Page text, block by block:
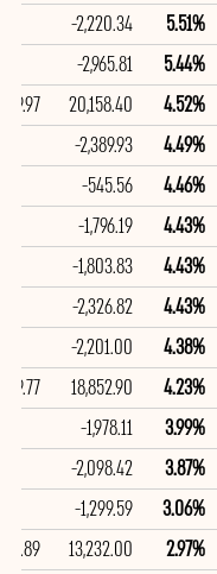
5.51%
-2,220.34
5.44%
-2,965.81
4.52%
20,158.40
99.97
4.49%
-2,389.93
4.46%
-545.56
4.43%
-1,796.19
4.43%
-1,803.83
4.43%
-2,326.82
4.38%
-2,201.00
4.23%
18,852.90
99.77
3.99%
-1,978.11
3.87%
-2,098.42
3.06%
-1,299.59
2.97%
13,232.00
97.89